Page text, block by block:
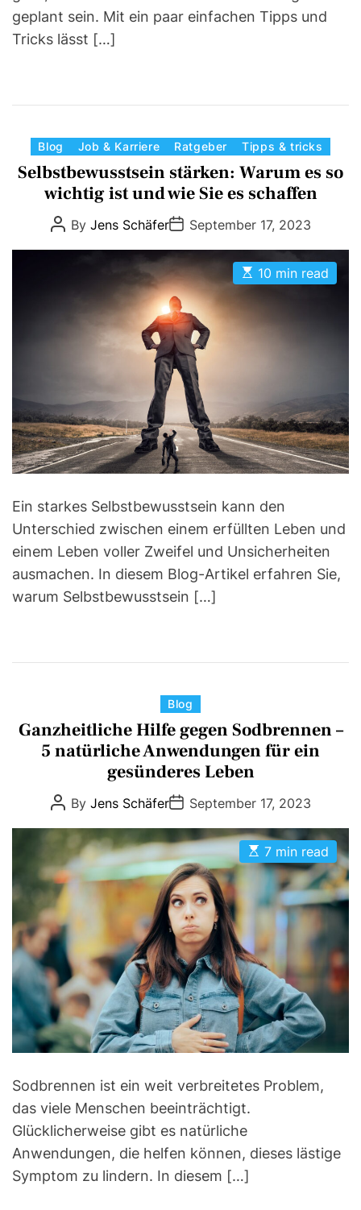
geplant sein. Mit ein paar einfachen Tipps und
Tricks lässt […]
C
a
t
g
o
r
i
e
s
Blog Job & Karriere Ratgeber Tipps & tricks
Selbstbewusstsein stärken: Warum es so
wichtig ist und wie Sie es schaffen
P
o
s
By Jens SchäferP
o
s
t
D
a
t
e
September 17, 2023
E
s
i
m
a
d
t
i
m
e
10 min read
Ein starkes Selbstbewusstsein kann den
Unterschied zwischen einem erfüllten Leben und
einem Leben voller Zweifel und Unsicherheiten
ausmachen. In diesem Blog-Artikel erfahren Sie,
warum Selbstbewusstsein […]
C
a
t
e
o
r
i
e
s
Blog
Ganzheitliche Hilfe gegen Sodbrennen –
5 natürliche Anwendungen für ein
gesünderes Leben
P
o
s
u
t
h
o
r
By Jens SchäferP
o
s
t
D
a
t
e
September 17, 2023
E
s
e
d
r
e
a
d
t
i
m
e
7 min read
Sodbrennen ist ein weit verbreitetes Problem,
das viele Menschen beeinträchtigt.
Glücklicherweise gibt es natürliche
Anwendungen, die helfen können, dieses lästige
Symptom zu lindern. In diesem […]